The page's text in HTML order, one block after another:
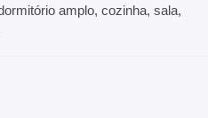
amplo, cozinha, sala,